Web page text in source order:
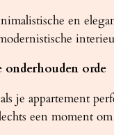
en
orde
je appartement
een moment